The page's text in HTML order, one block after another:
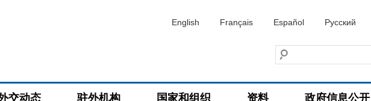
English Français Español Русский
交动态 驻外机构 国家和组织 资料 政府信息公开